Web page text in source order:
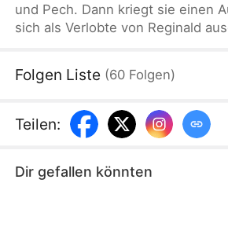
und Pech. Dann kriegt sie einen
sich als Verlobte von Reginald
gerettet hat. Rita unterschreibt
will. Doch Maggie hat ein
Vertrag? Der darf auf keinen Fall
Folgen Liste (60 Folgen)
Teilen:
Dir gefallen könnten